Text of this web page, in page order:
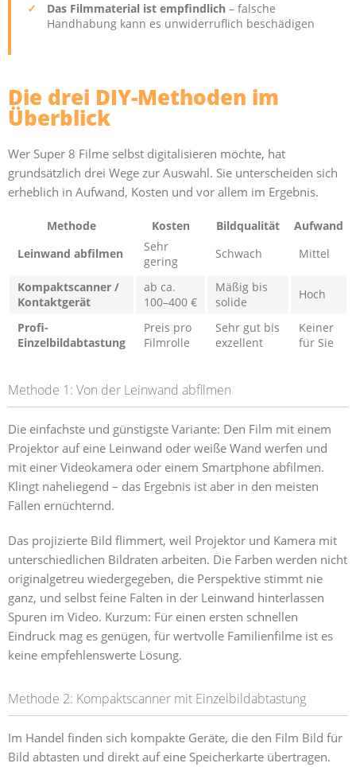
✓ Das Filmmaterial ist empfindlich – falsche
Handhabung kann es unwiderruflich beschädigen
Die drei DIY-Methoden im
Überblick
Wer Super 8 Filme selbst digitalisieren möchte, hat
grundsätzlich drei Wege zur Auswahl. Sie unterscheiden sich
erheblich in Aufwand, Kosten und vor allem im Ergebnis.
Methode Kosten Bildqualität
Aufwand
Leinwand abfilmen
Sehr
gering
Schwach Mittel
Kompaktscanner /
Kontaktgerät
ab ca.
100–400 €
Mäßig bis
solide
Hoch
Profi-
Einzelbildabtastung
Preis pro
Filmrolle
Sehr gut bis
exzellent
Keiner
für Sie
Methode 1: Von der Leinwand abfilmen
Die einfachste und günstigste Variante: Den Film mit einem
Projektor auf eine Leinwand oder weiße Wand werfen und
mit einer Videokamera oder einem Smartphone abfilmen.
Klingt naheliegend – das Ergebnis ist aber in den meisten
Fällen ernüchternd.
Das projizierte Bild flimmert, weil Projektor und Kamera mit
unterschiedlichen Bildraten arbeiten. Die Farben werden nicht
originalgetreu wiedergegeben, die Perspektive stimmt nie
ganz, und selbst feine Falten in der Leinwand hinterlassen
Spuren im Video. Kurzum: Für einen ersten schnellen
Eindruck mag es genügen, für wertvolle Familienfilme ist es
keine empfehlenswerte Lösung.
Methode 2: Kompaktscanner mit Einzelbildabtastung
Im Handel finden sich kompakte Geräte, die den Film Bild für
Bild abtasten und direkt auf eine Speicherkarte übertragen.